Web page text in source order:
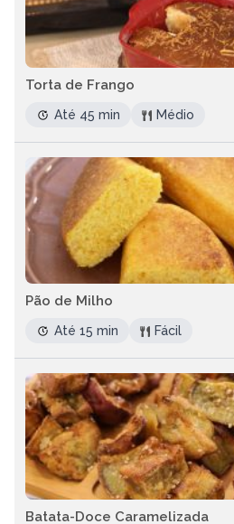
Torta de Frango
Até 45 min Médio
Pão de Milho
Até 15 min Fácil
Batata-Doce Caramelizada